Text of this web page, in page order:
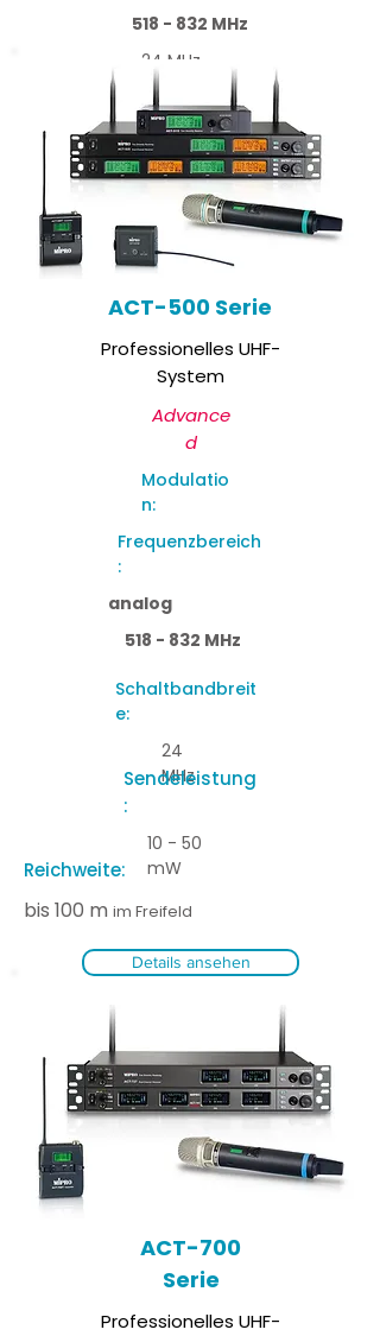
518 - 832 MHz
24 MHz
10 - 30 mW
bis 80 mim
Freifeld
Details ansehen
ACT-500 Serie
Professionelles UHF-
System
Advance
d
Modulatio
n:
Frequenzbereich
:
analog
518 - 832 MHz
Schaltbandbreit
e:
24
MHz
Sendeleistung
:
10 - 50
mW
Reichweite:
bis 100 m im Freifeld
Details ansehen
ACT-700
Serie
Professionelles UHF-